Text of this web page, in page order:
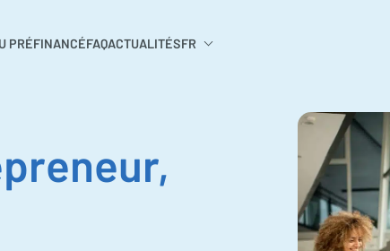
PRÉFINANCÉFAQACTUALITÉSFR